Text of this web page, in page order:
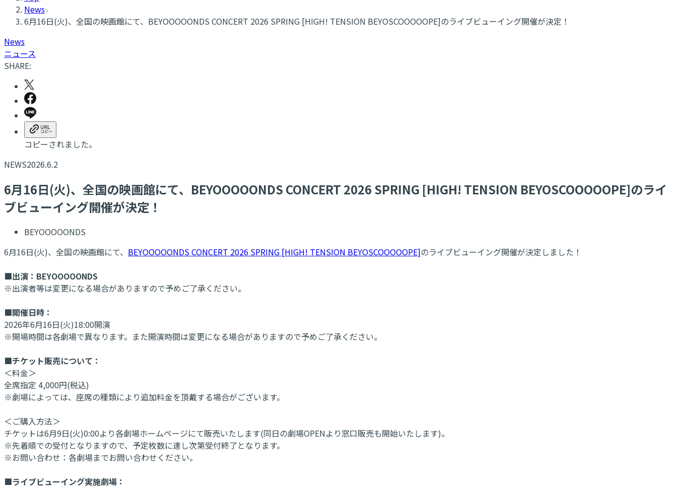
News
6月16日(火)、全国の映画館にて、BEYOOOOONDS CONCERT 2026 SPRING [HIGH! TENSION BEYOSCOOOOOPE]のライブビューイング開催が決定！
News
ニュース
SHARE:
コピーされました。
NEWS2026.6.2
6月16日(火)、全国の映画館にて、BEYOOOOONDS CONCERT 2026 SPRING [HIGH! TENSION BEYOSCOOOOOPE]のライ
ブビューイング開催が決定！
BEYOOOOONDS
6月16日(火)、全国の映画館にて、 BEYOOOOONDS CONCERT 2026 SPRING [HIGH! TENSION BEYOSCOOOOOPE]のライブビューイング開催が決定しました！
■出演：BEYOOOOONDS
※出演者等は変更になる場合がありますので予めご了承ください。
■開催日時：
2026年6月16日(火)18:00開演
※開場時間は各劇場で異なります。また開演時間は変更になる場合がありますので予めご了承ください。
■チケット販売について：
＜料金＞
全席指定 4,000円(税込)
※劇場によっては、座席の種類により追加料金を頂戴する場合がございます。
＜ご購入方法＞
チケットは6月9日(火)0:00より各劇場ホームページにて販売いたします(同日の劇場OPENより窓口販売も開始いたします)。
※先着順での受付となりますので、予定枚数に達し次第受付終了となります。
※お問い合わせ：各劇場までお問い合わせください。
■ライブビューイング実施劇場：